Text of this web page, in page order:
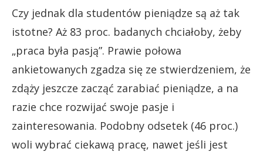
Czy jednak dla studentów pieniądze są aż tak
istotne? Aż 83 proc. badanych chciałoby, żeby
„praca była pasją”. Prawie połowa
ankietowanych zgadza się ze stwierdzeniem, że
zdąży jeszcze zacząć zarabiać pieniądze, a na
razie chce rozwijać swoje pasje i
zainteresowania. Podobny odsetek (46 proc.)
woli wybrać ciekawą pracę, nawet jeśli jest